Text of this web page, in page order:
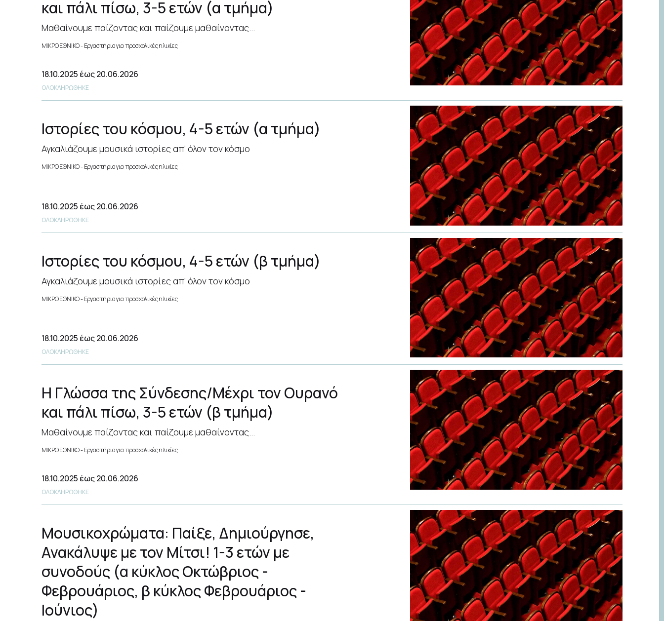
18.10.2025 έως 20.06.2026
ΟΛΟΚΛΗΡΩΘΗΚΕ
και πάλι πίσω, 3-5 ετών (α τμήμα)
Μαθαίνουμε παίζοντας και παίζουμε μαθαίνοντας...
ΜΙΚΡΟ ΕΘΝΙΚΟ Εργαστήρια για προσχολικές ηλικίες
18.10.2025 έως 20.06.2026
ΟΛΟΚΛΗΡΩΘΗΚΕ
Ιστορίες του κόσμου, 4-5 ετών (α τμήμα)
Αγκαλιάζουμε μουσικά ιστορίες απ' όλον τον κόσμο
ΜΙΚΡΟ ΕΘΝΙΚΟ Εργαστήρια για προσχολικές ηλικίες
18.10.2025 έως 20.06.2026
ΟΛΟΚΛΗΡΩΘΗΚΕ
Ιστορίες του κόσμου, 4-5 ετών (β τμήμα)
Αγκαλιάζουμε μουσικά ιστορίες απ' όλον τον κόσμο
ΜΙΚΡΟ ΕΘΝΙΚΟ Εργαστήρια για προσχολικές ηλικίες
18.10.2025 έως 20.06.2026
ΟΛΟΚΛΗΡΩΘΗΚΕ
Η Γλώσσα της Σύνδεσης/Μέχρι τον Ουρανό
και πάλι πίσω, 3-5 ετών (β τμήμα)
Μαθαίνουμε παίζοντας και παίζουμε μαθαίνοντας...
ΜΙΚΡΟ ΕΘΝΙΚΟ Εργαστήρια για προσχολικές ηλικίες
Μουσικοχρώματα: Παίξε, Δημιούργησε,
Ανακάλυψε με τον Μίτσι! 1-3 ετών με
συνοδούς (α κύκλος Οκτώβριος -
Φεβρουάριος, β κύκλος Φεβρουάριος -
Ιούνιος)